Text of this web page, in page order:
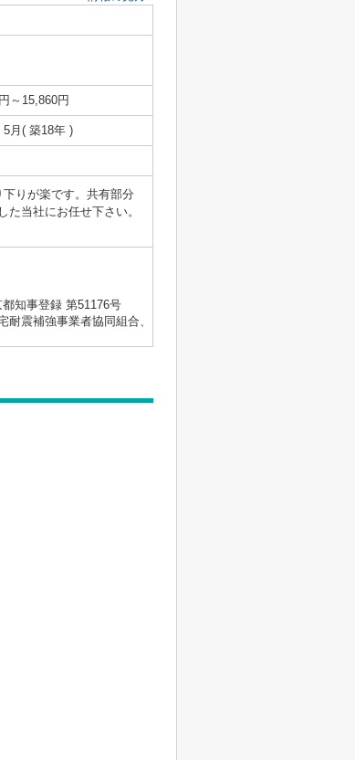
～15,860円
5月( 築18年 )
りが楽です。共有部分
当社にお任せ下さい。
知事登録 第51176号
震補強事業者協同組合、